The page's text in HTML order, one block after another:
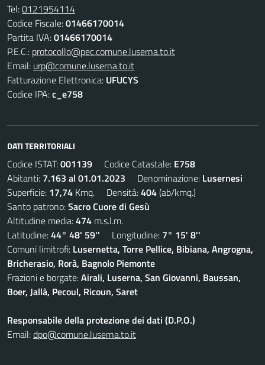
Tel:0121954114
Codice Fiscale:01466170014
Partita IVA:01466170014
P.E.C.: protocollo@pec.comune.luserna.to.it
Email: urp@comune.luserna.to.it
Fatturazione Elettronica: UFUCYS
Codice IPA:c_e758
DATI TERRITORIALI
Codice ISTAT:001139 Codice Catastale: E758
Abitanti: 7.163 al 01.01.2023 Denominazione: Lusernesi
Superficie: 17,74 Kmq. Densità:404(ab/kmq.)
Santo patrono:Sacro Cuore di Gesù
Altitudine media:474 m.s.l.m.
Latitudine:44° 48' 59'' Longitudine: 7° 15' 8''
Comuni limitrofi: Lusernetta, Torre Pellice, Bibiana, Angrogna,
Bricherasio, Rorà, Bagnolo Piemonte
Frazioni e borgate:Airali, Luserna, San Giovanni, Baussan,
Boer, Jallà, Pecoul, Ricoun, Saret
Responsabile della protezione dei dati (D.P.O.)
Email:dpo@comune.luserna.to.it